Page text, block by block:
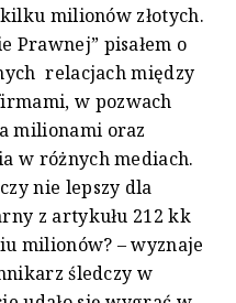
milionów złotych.
Prawnej” pisałem o
relacjach między
w pozwach
milionami oraz
w różnych mediach.
nie lepszy dla
z artykułu 212 kk
milionów? – wyznaje
śledczy w